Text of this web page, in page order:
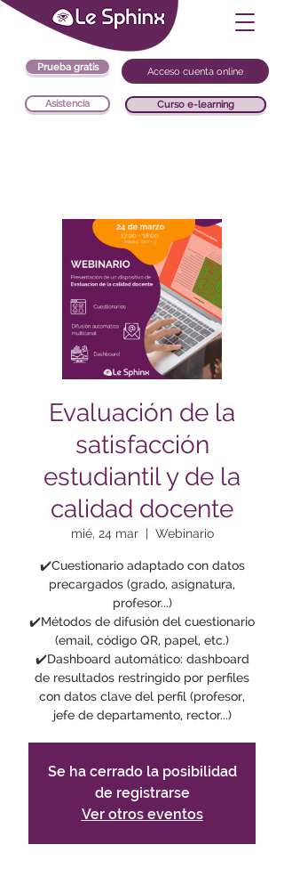
Prueba gratis
Asistencia
Acceso cuenta online
Curso e-learning
Evaluación de la
satisfacción
estudiantil y de la
calidad docente
mié, 24 mar
  |
Webinario
✔️Cuestionario adaptado con datos
precargados (grado, asignatura,
profesor...)
✔️Métodos de difusión del cuestionario
(email, código QR, papel, etc.)
✔️Dashboard automático: dashboard
de resultados restringido por perfiles
con datos clave del perfil (profesor,
jefe de departamento, rector...)
Se ha cerrado la posibilidad
de registrarse
Ver otros eventos